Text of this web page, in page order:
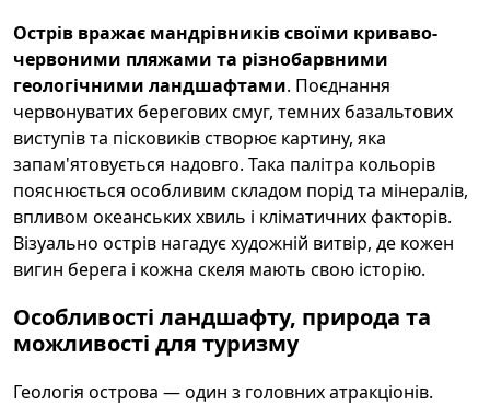
Острів вражає мандрівників своїми криваво-
червоними пляжами та різнобарвними
геологічними ландшафтами. Поєднання
червонуватих берегових смуг, темних базальтових
виступів та пісковиків створює картину, яка
запам'ятовується надовго. Така палітра кольорів
пояснюється особливим складом порід та мінералів,
впливом океанських хвиль і кліматичних факторів.
Візуально острів нагадує художній витвір, де кожен
вигин берега і кожна скеля мають свою історію.
Особливості ландшафту, природа та
можливості для туризму
Геологія острова — один з головних атракціонів.